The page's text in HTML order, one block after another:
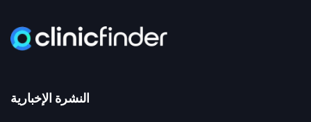
النشرة الإخبارية